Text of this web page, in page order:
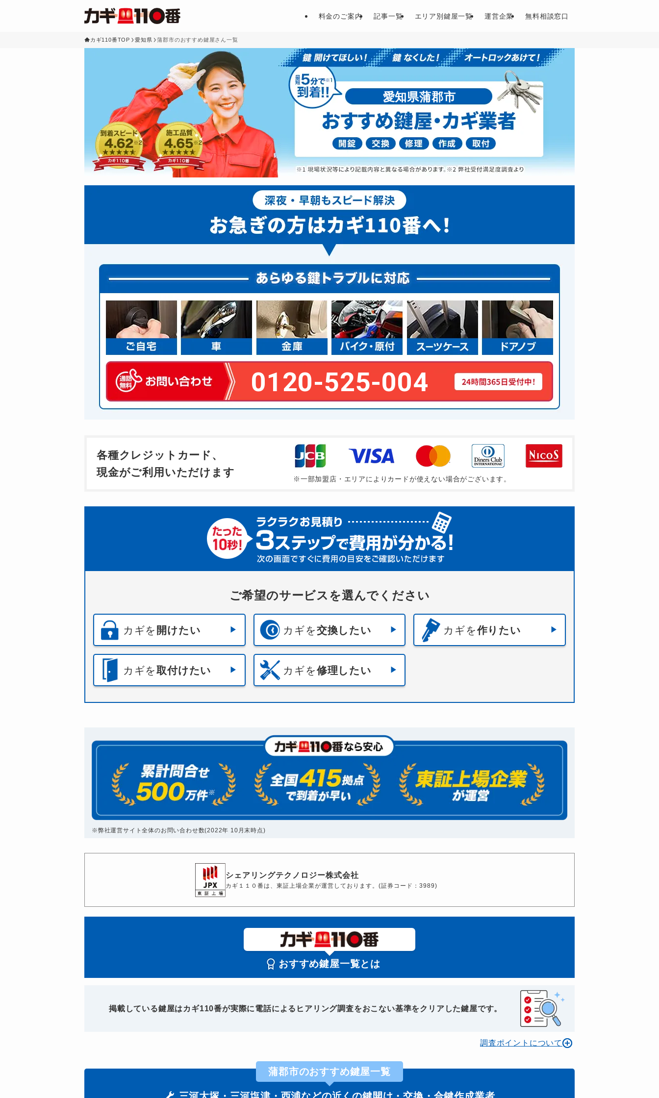
料金のご案内 記事一覧 エリア別鍵屋一覧 運営企業 無料相談窓口
カギ110番TOP 愛知県 蒲郡市のおすすめ鍵屋さん一覧
愛知県蒲郡市
0120-525-004
各種クレジットカード、
現金がご利用いただけます
※一部加盟店・エリアによりカードが使えない場合がございます。
ご希望のサービスを選んでください
カギを 開けたい カギを交換したい カギを作りたい
カギを取付けたい カギを修理したい
※弊社運営サイト全体のお問い合わせ数(2022年 10月末時点)
シェアリングテクノロジー株式会社
カギ１１０番は、東証上場企業が運営しております。(証券コード：3989)
おすすめ鍵屋一覧とは
掲載している鍵屋はカギ110番が実際に電話によるヒアリング調査をおこない基準をクリアした鍵屋です。
調査ポイントについて
蒲郡市のおすすめ鍵屋一覧